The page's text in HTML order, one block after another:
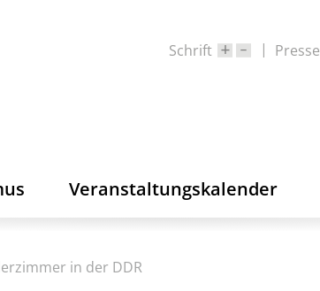
Schrift Presse
Veranstaltungskalender
in der DDR